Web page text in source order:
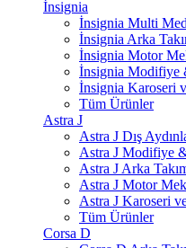
İnsignia
İnsignia Multi
İnsignia Arka
İnsignia Motor
İnsignia Modifiye
İnsignia Karoseri
Tüm Ürünler
Astra J
Astra J Dış
Astra J Modifiye
Astra J Arka
Astra J Motor
Astra J Karoseri
Tüm Ürünler
Corsa D